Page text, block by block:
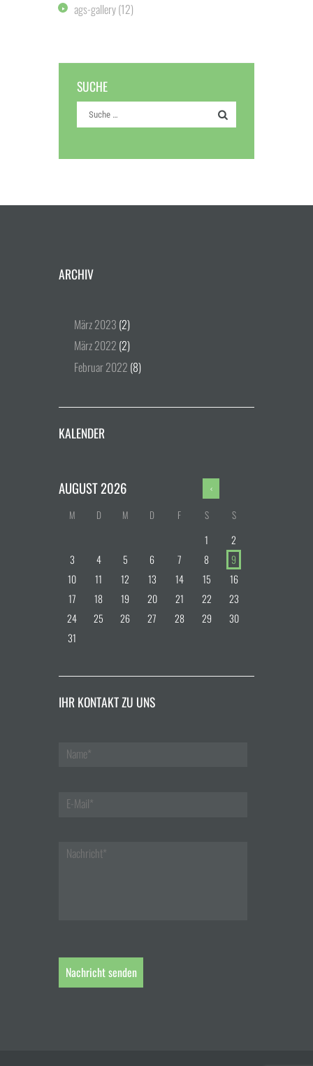
ags-gallery(12)
SUCHE
ARCHIV
März2023 (2)
März2022 (2)
Februar2022 (8)
KALENDER
AUGUST2026
M D M D F S S
1
2
3
4 5 6 7 8
9
10
11 12 13 14 15
16
17
18 19 20 21 22
23
24
25 26 27 28 29
30
31
IHR KONTAKT ZU UNS